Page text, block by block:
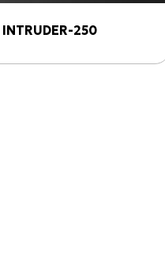
INTRUDER-250